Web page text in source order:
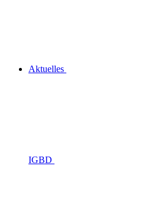
Aktuelles
IGBD